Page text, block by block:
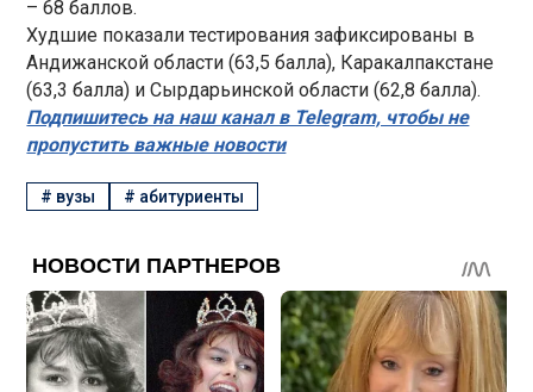
– 68 баллов.
Худшие показали тестирования зафиксированы в
Андижанской области (63,5 балла), Каракалпакстане
(63,3 балла) и Сырдарьинской области (62,8 балла).
Подпишитесь на наш канал в Telegram, чтобы не
пропустить важные новости
# вузы # абитуриенты